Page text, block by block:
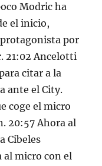
Modric ha
el inicio,
protagonista por
21:02 Ancelotti
citar a la
ante el City.
coge el micro
20:57 Ahora al
Cibeles
al micro con el